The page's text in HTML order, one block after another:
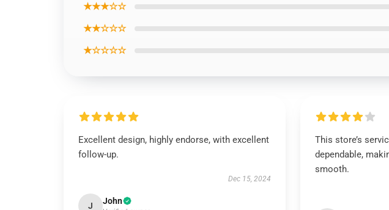
★★★☆☆
★★☆☆☆
★☆☆☆☆
Excellent design, highly endorse, with excellent
follow-up.
Dec 15, 2024
J John
This store’s
dependable,
smooth.